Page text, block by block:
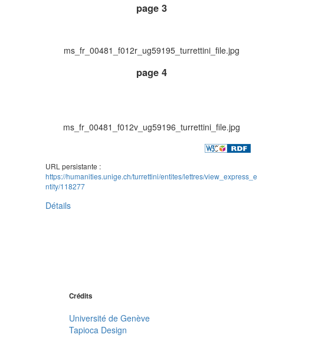
page 3
ms_fr_00481_f012r_ug59195_turrettini_file.jpg
page 4
ms_fr_00481_f012v_ug59196_turrettini_file.jpg
URL persistante :
https://humanities.unige.ch/turrettini/entites/lettres/view_express_e
ntity/118277
Détails
Crédits
Université de Genève
Tapioca Design